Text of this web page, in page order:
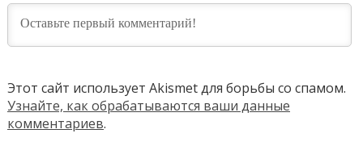
Этот сайт использует Akismet для борьбы со спамом.
Узнайте, как обрабатываются ваши данные
комментариев.